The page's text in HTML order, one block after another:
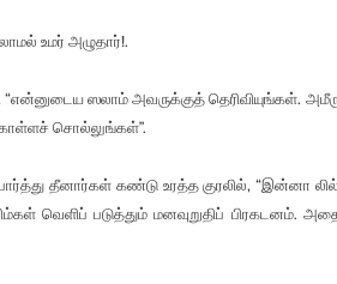
உமர் அழுதார்!.
ஸலாம் அவருக்குத் தெரிவியுங்கள்.
சொல்லுங்கள்”.
பார்த்து தீனார்கள் கண்டு உரத்த குரலில்,
வெளிப் படுத்தும் மனவுறுதிப் பிரகடனம்.